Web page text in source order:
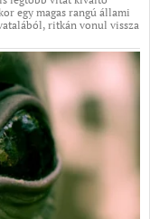
egy magas rangú állami
ritkán vonul vissza